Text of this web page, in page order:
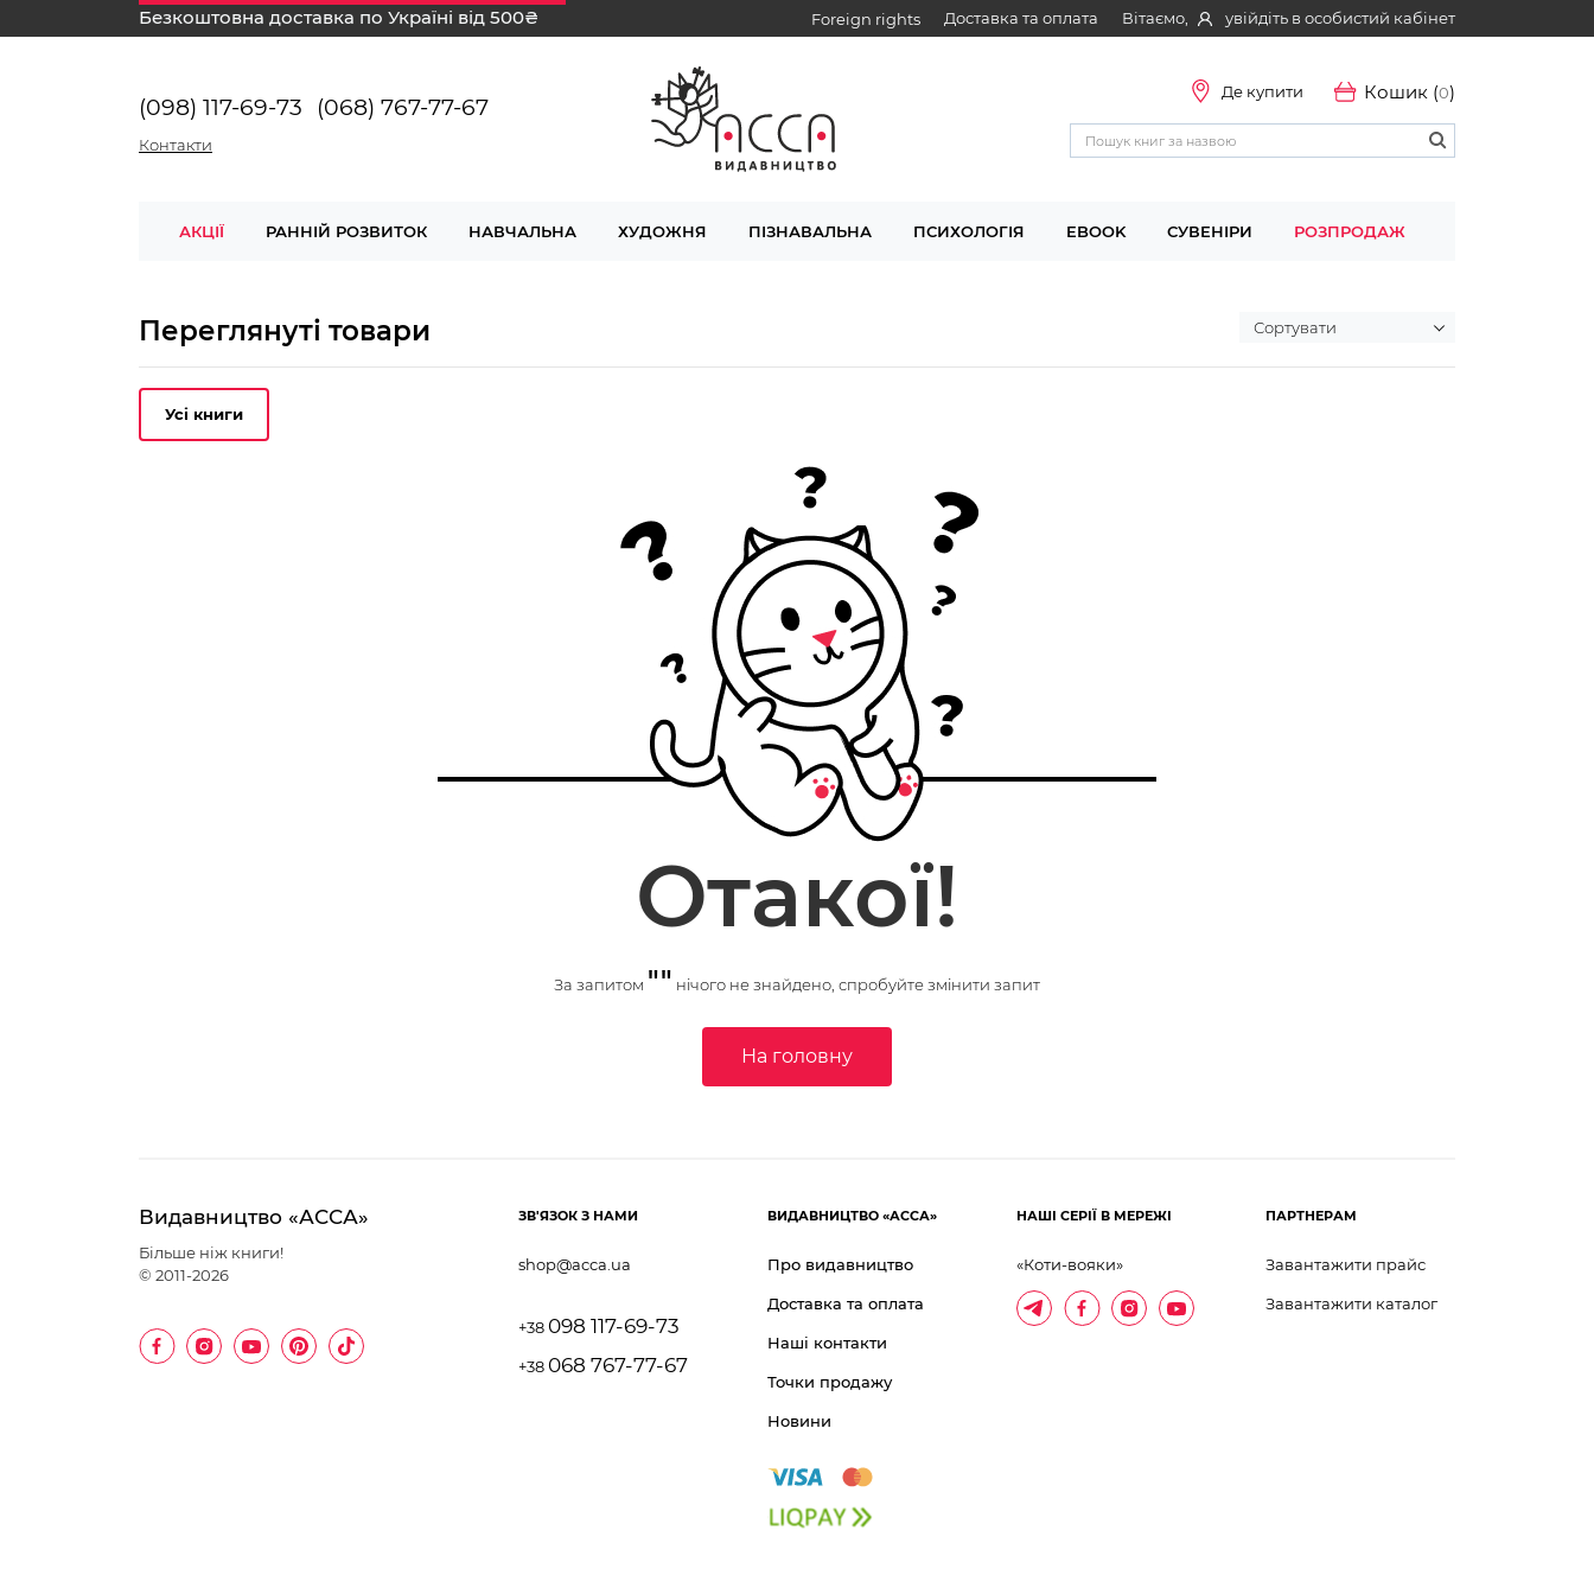
Безкоштовна доставка по Україні від 500₴ Foreign rights Доставка та оплата Вітаємо, увійдіть в особистий кабінет
(098) 117-69-73 (068) 767-77-67
Контакти
Де купити Кошик (0)
АКЦІЇ РАННІЙ РОЗВИТОК НАВЧАЛЬНА ХУДОЖНЯ ПІЗНАВАЛЬНА ПСИХОЛОГІЯ EBOOK СУВЕНІРИ РОЗПРОДАЖ
Переглянуті товари
Усі книги
Отакої!
За запитом "" нічого не знайдено, спробуйте змінити запит
На головну
Видавництво «АССА»
Більше ніж книги!
© 2011-2026
ЗВ'ЯЗОК З НАМИ
shop@acca.ua
+38 098 117-69-73
+38 068 767-77-67
ВИДАВНИЦТВО «АССА»
Про видавництво
Доставка та оплата
Наші контакти
Точки продажу
Новини
НАШІ СЕРІЇ В МЕРЕЖІ
«Коти-вояки»
ПАРТНЕРАМ
Завантажити прайс
Завантажити каталог